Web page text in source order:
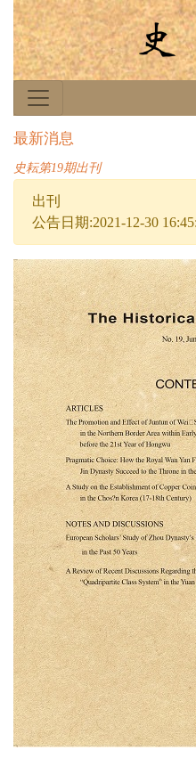
最新消息
史耘第19期出刊
出刊
公告日期:2021-12-30